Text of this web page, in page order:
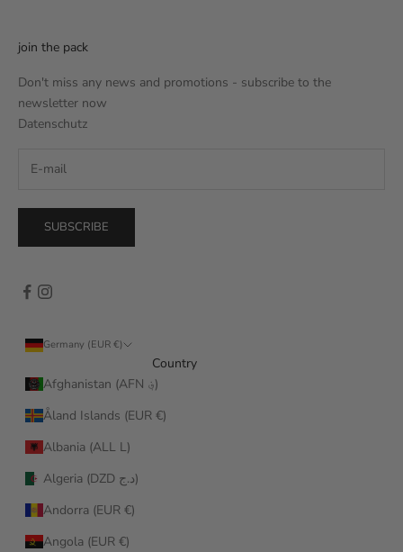
join the pack
Don't miss any news and promotions - subscribe to the
newsletter now
Datenschutz
SUBSCRIBE
Germany (EUR €)
Country
Afghanistan (AFN ؋)
Åland Islands (EUR €)
Albania (ALL L)
Algeria (DZD د.ج)
Andorra (EUR €)
Angola (EUR €)